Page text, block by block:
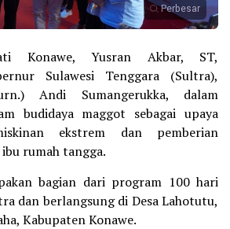
Perbesar
Konawe, Yusran Akbar, ST,
Sulawesi Tenggara (Sultra),
Andi Sumangerukka, dalam
budidaya maggot sebagai upaya
ekstrem dan pemberian
rumah tangga.
bagian dari program 100 hari
dan berlangsung di Desa Lahotutu,
Kabupaten Konawe.